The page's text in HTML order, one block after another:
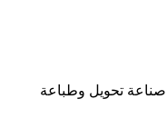
تحويل وطباعة